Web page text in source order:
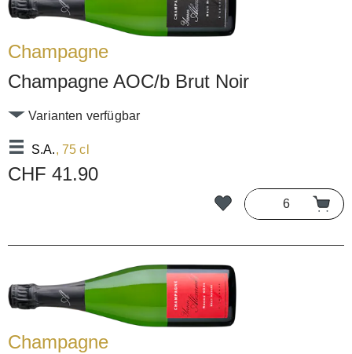
Champagne
Champagne AOC/b Brut Noir
S.A., 75 cl
Varianten verfügbar
CHF 41.90
Champagne